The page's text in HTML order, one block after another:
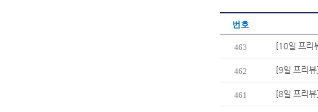
번호
463 [10일 프리
462 [9일 프리
461 [8일 프리